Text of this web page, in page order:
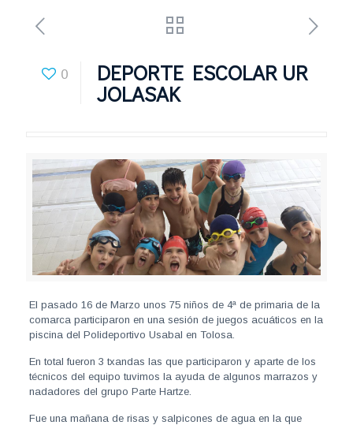
0 DEPORTE ESCOLAR UR
JOLASAK
El pasado 16 de Marzo unos 75 niños de 4ª de primaria de la
comarca participaron en una sesión de juegos acuáticos en la
piscina del Polideportivo Usabal en Tolosa.
En total fueron 3 txandas las que participaron y aparte de los
técnicos del equipo tuvimos la ayuda de algunos marrazos y
nadadores del grupo Parte Hartze.
Fue una mañana de risas y salpicones de agua en la que